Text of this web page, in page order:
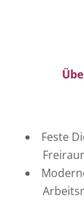
Feste